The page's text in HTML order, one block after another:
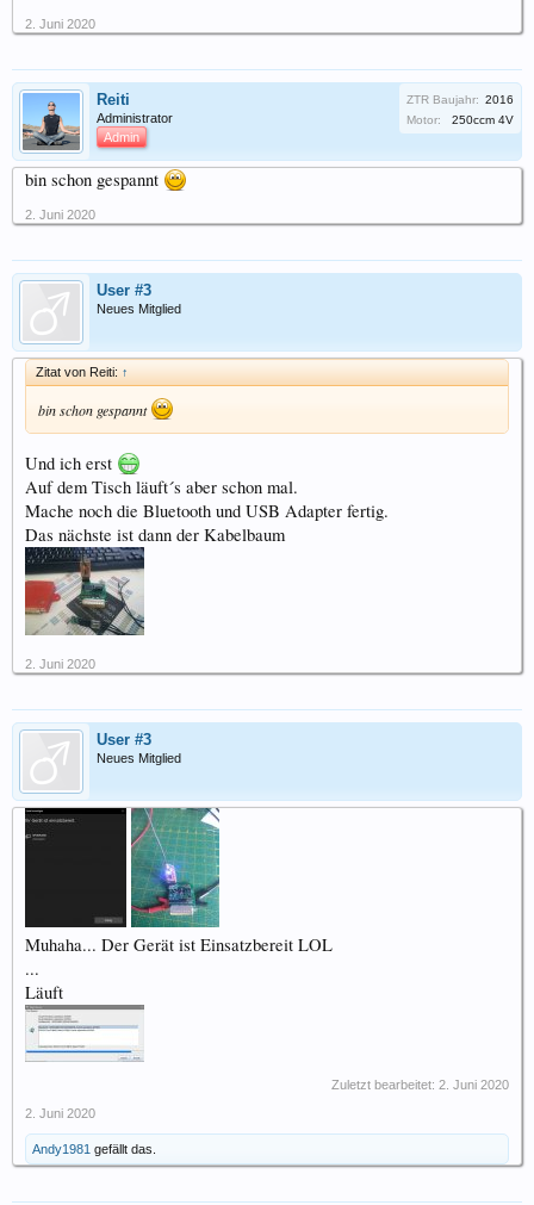
2. Juni 2020
Reiti
Administrator
Admin
ZTR Baujahr: 2016
Motor:
250ccm 4V
bin schon gespannt
2. Juni 2020
User #3
Neues Mitglied
Zitat von Reiti: ↑
bin schon gespannt
Und ich erst
Auf dem Tisch läuft´s aber schon mal.
Mache noch die Bluetooth und USB Adapter fertig.
Das nächste ist dann der Kabelbaum
2. Juni 2020
User #3
Neues Mitglied
Muhaha... Der Gerät ist Einsatzbereit LOL
...
Läuft
Zuletzt bearbeitet: 2. Juni 2020
2. Juni 2020
Andy1981 gefällt das.